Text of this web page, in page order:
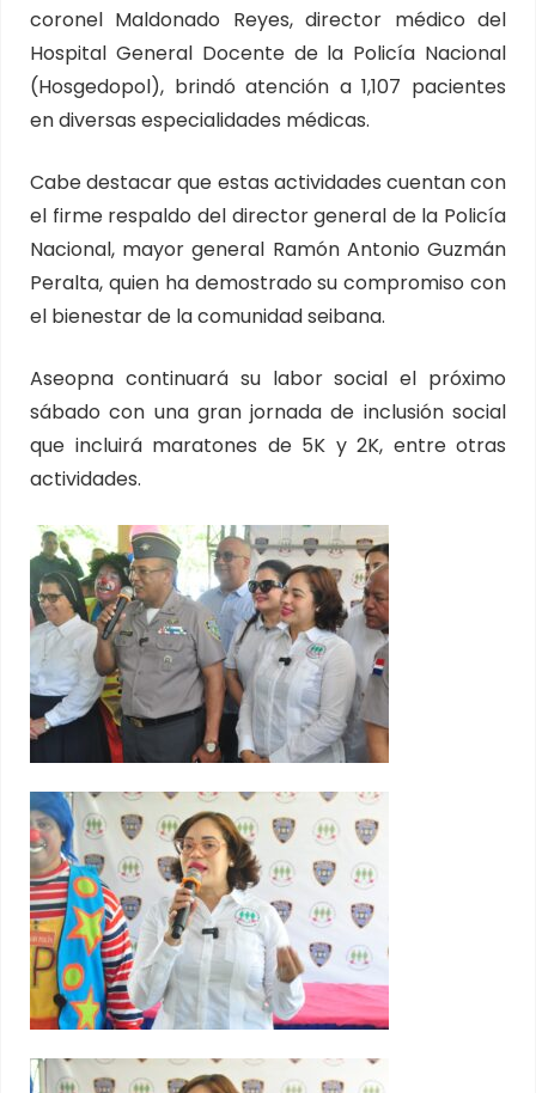
coronel Maldonado Reyes, director médico del
Hospital General Docente de la Policía Nacional
(Hosgedopol), brindó atención a 1,107 pacientes
en diversas especialidades médicas.
Cabe destacar que estas actividades cuentan con
el firme respaldo del director general de la Policía
Nacional, mayor general Ramón Antonio Guzmán
Peralta, quien ha demostrado su compromiso con
el bienestar de la comunidad seibana.
Aseopna continuará su labor social el próximo
sábado con una gran jornada de inclusión social
que incluirá maratones de 5K y 2K, entre otras
actividades.